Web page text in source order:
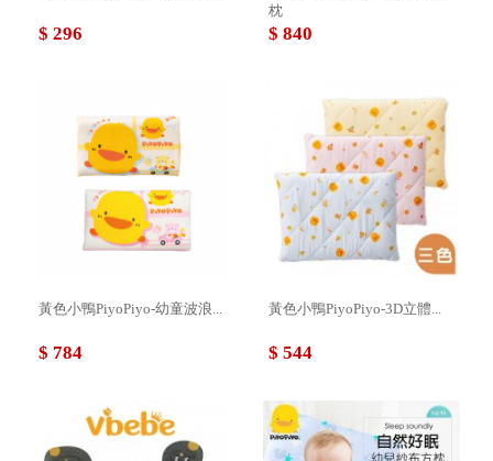
$ 296
枕
$ 840
黃色小鴨PiyoPiyo-幼童波浪...
$ 784
黃色小鴨PiyoPiyo-3D立體...
$ 544